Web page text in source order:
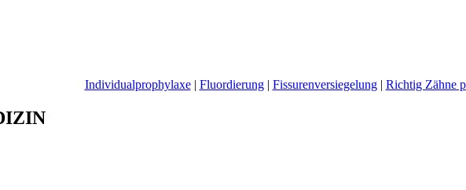
Individualprophylaxe| Fluordierung| Fissurenversiegelung| Richtig Zähne